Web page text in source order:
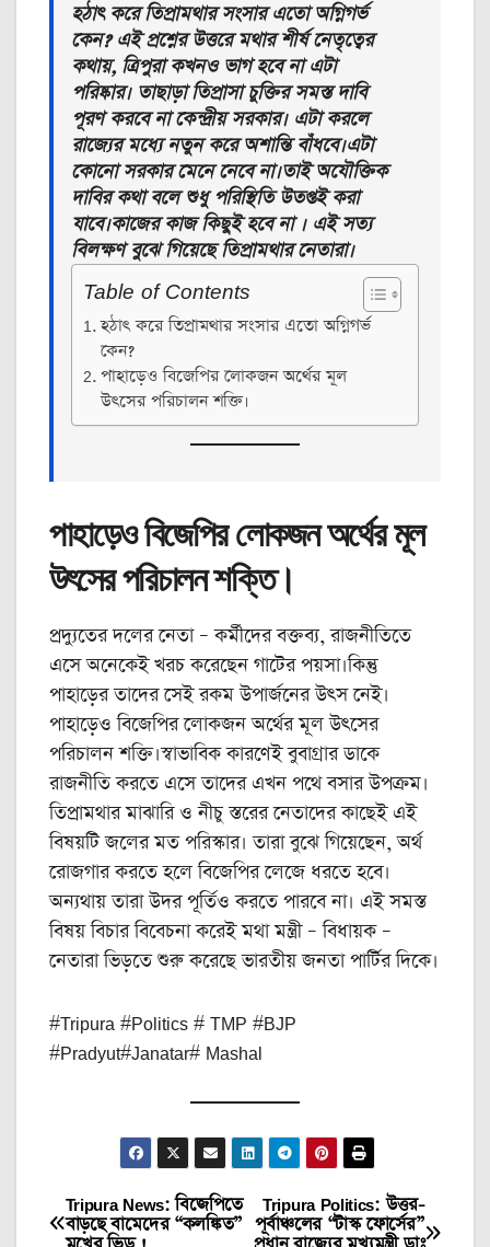
হঠাৎ করে তিপ্রামথার সংসার এতো অগ্নিগর্ভ
কেন? এই প্রশ্নের উত্তরে মথার শীর্ষ নেতৃত্বের
কথায়, ত্রিপুরা কখনও ভাগ হবে না এটা
পরিষ্কার। তাছাড়া তিপ্রাসা চুক্তির সমস্ত দাবি
পূরণ করবে না কেন্দ্রীয় সরকার। এটা করলে
রাজ্যের মধ্যে নতুন করে অশান্তি বাঁধবে।এটা
কোনো সরকার মেনে নেবে না।তাই অযৌক্তিক
দাবির কথা বলে শুধু পরিস্থিতি উতপ্তই করা
যাবে।কাজের কাজ কিছুই হবে না । এই সত্য
বিলক্ষণ বুঝে গিয়েছে তিপ্রামথার নেতারা।
Table of Contents
হঠাৎ করে তিপ্রামথার সংসার এতো অগ্নিগর্ভ
কেন?
পাহাড়েও বিজেপির লোকজন অর্থের মূল
উৎসের পরিচালন শক্তি।
পাহাড়েও বিজেপির লোকজন অর্থের মূল
উৎসের পরিচালন শক্তি।
প্রদ্যুতের দলের নেতা – কর্মীদের বক্তব্য, রাজনীতিতে
এসে অনেকেই খরচ করেছেন গাটের পয়সা।কিন্তু
পাহাড়ের তাদের সেই রকম উপার্জনের উৎস নেই।
পাহাড়েও বিজেপির লোকজন অর্থের মূল উৎসের
পরিচালন শক্তি।স্বাভাবিক কারণেই বুবাগ্রার ডাকে
রাজনীতি করতে এসে তাদের এখন পথে বসার উপক্রম।
তিপ্রামথার মাঝারি ও নীচু স্তরের নেতাদের কাছেই এই
বিষয়টি জলের মত পরিস্কার। তারা বুঝে গিয়েছেন, অর্থ
রোজগার করতে হলে বিজেপির লেজে ধরতে হবে।
অন্যথায় তারা উদর পূর্তিও করতে পারবে না। এই সমস্ত
বিষয় বিচার বিবেচনা করেই মথা মন্ত্রী – বিধায়ক –
নেতারা ভিড়তে শুরু করেছে ভারতীয় জনতা পার্টির দিকে।
#Tripura #Politics # TMP #BJP
#Pradyut#Janatar# Mashal
Post
Tripura Politics: উত্তর-
পূর্বাঞ্চলের “টাস্ক ফোর্সের”
Tripura News: বিজেপিতে
বাড়ছে বামেদের “কলঙ্কিত”